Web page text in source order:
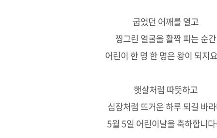
굽었던 어깨를 열고
찡그린 얼굴을 활짝 피는 순간
어린이 한 명 한 명은 왕이 되지
햇살처럼 따뜻하고
심장처럼 뜨거운 하루 되길 바
5월 5일 어린이날을 축하합니